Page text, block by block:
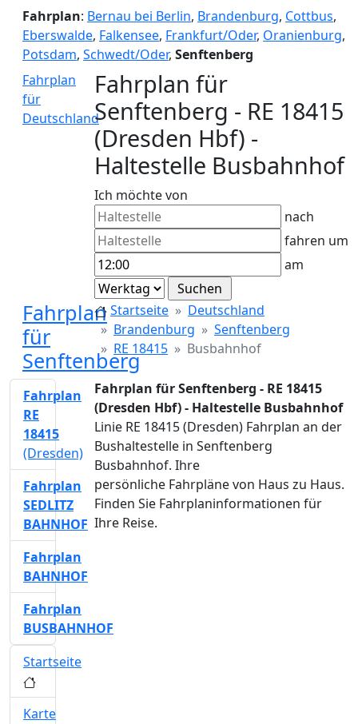
Fahrplan: Bernau bei Berlin, Brandenburg, Cottbus,
Eberswalde, Falkensee, Frankfurt/Oder, Oranienburg,
Potsdam, Schwedt/Oder, Senftenberg
Fahrplan
für
Deutschland
Fahrplan für
Senftenberg - RE 18415
(Dresden Hbf) -
Haltestelle Busbahnhof
Ich möchte von
nach
fahren um
am
Fahrplan
für
Senftenberg
Startseite
Deutschland
Brandenburg
Senftenberg
RE 18415
Busbahnhof
Fahrplan für Senftenberg - RE 18415
(Dresden Hbf) - Haltestelle Busbahnhof
Linie RE 18415 (Dresden) Fahrplan an der
Bushaltestelle in Senftenberg
Busbahnhof. Ihre
persönliche Fahrpläne von Haus zu Haus.
Finden Sie Fahrplaninformationen für
Ihre Reise.
Fahrplan
RE
18415
(Dresden)
Fahrplan
SEDLITZ
BAHNHOF
Fahrplan
BAHNHOF
Fahrplan
BUSBAHNHOF
Startseite
Karte